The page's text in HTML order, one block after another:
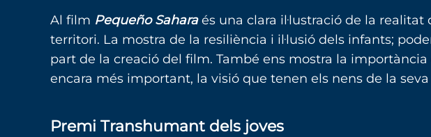
Al film Pequeño Saharaés una clara il·lustració de la
territori. La mostra de la resiliència i il·lusió dels infants;
part de la creació del film. També ens mostra la
encara més important, la visió que tenen els nens de la
Premi Transhumant dels joves